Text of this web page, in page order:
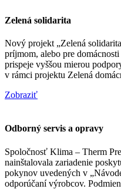
Zelená solidarita
Nový projekt „Zelená
príjmom, alebo pre
prispeje vyššou mierou
v rámci projektu Zelená
Zobraziť
Odborný servis a opravy
Spoločnosť Klima – Therm
nainštalovala zariadenie
pokynov uvedených v
odporúčaní výrobcov.